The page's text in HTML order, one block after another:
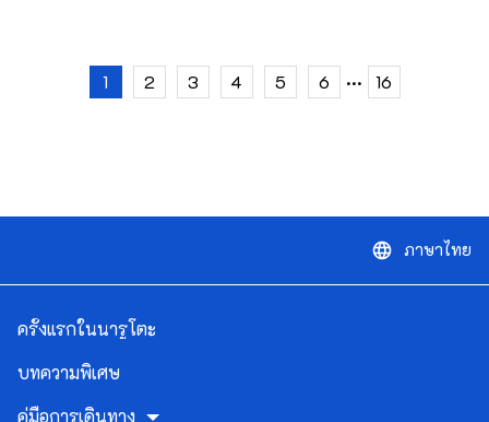
1 2 3 4 5 6 ... 16
language ภาษาไทย
ครั้งแรกในนารูโตะ
บทความพิเศษ
คู่มือการเดินทาง